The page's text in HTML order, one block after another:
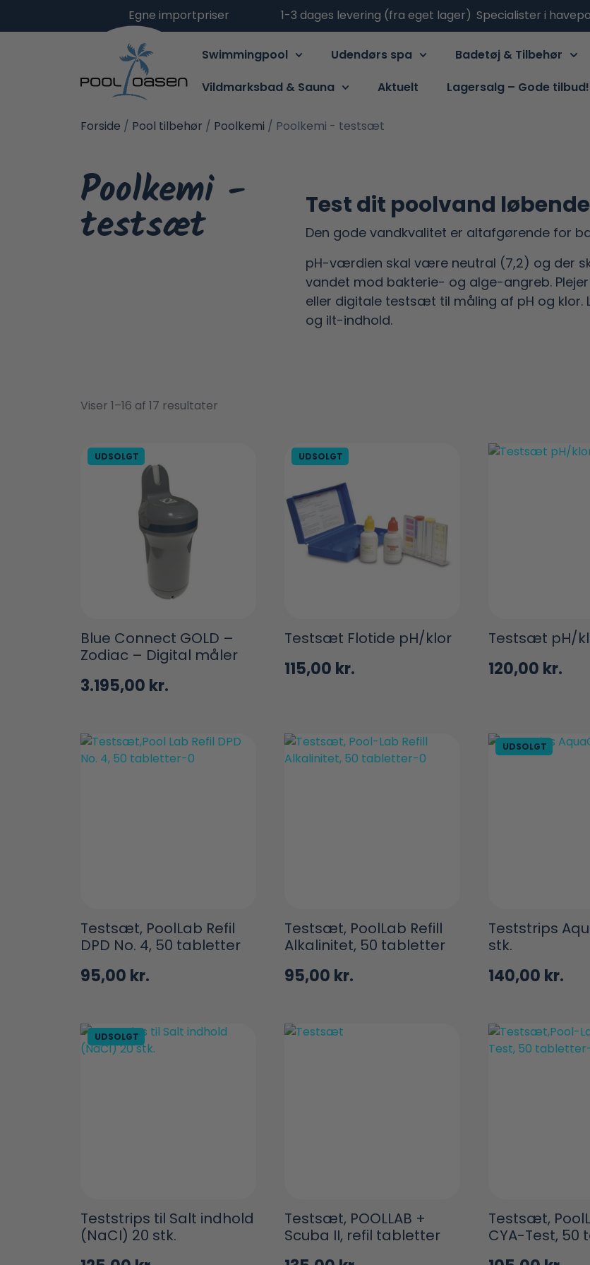
Egne importpriser 1-3 dages levering (fra eget lager) Specialister i
Swimmingpool Udendørs spa
Badetøj & Tilbehør
Vildmarksbad & Sauna
Aktuelt Lagersalg – Gode tilbud!
Forside / Pool tilbehør / Poolkemi / Poolkemi - testsæt
Poolkemi -
testsæt Test dit poolvand løbende
Den gode vandkvalitet er altafgørende for
pH-værdien skal være neutral (7,2) og der
vandet mod bakterie- og alge-angreb.
eller digitale testsæt til måling af pH og klor.
og ilt-indhold.
Viser 1–16 af 17 resultater
UDSOLGT
Blue Connect GOLD –
Zodiac – Digital måler
3.195,00 kr.
UDSOLGT
Testsæt Flotide pH/klor
115,00 kr.
Testsæt pH/
120,00 kr.
Testsæt, PoolLab Refil
DPD No. 4, 50 tabletter
95,00 kr.
Testsæt, PoolLab Refill
Alkalinitet, 50 tabletter
95,00 kr.
UDSOLGT
Teststrips
stk.
140,00 kr.
UDSOLGT
Teststrips til Salt indhold
(NaCI) 20 stk.
Testsæt, POOLLAB +
Scuba II, refil tabletter
Testsæt,
CYA-Test, 50